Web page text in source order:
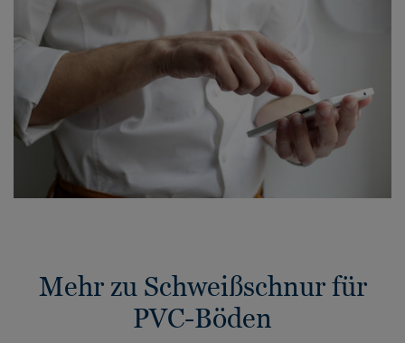
Mehr zu Schweißschnur für
PVC-Böden